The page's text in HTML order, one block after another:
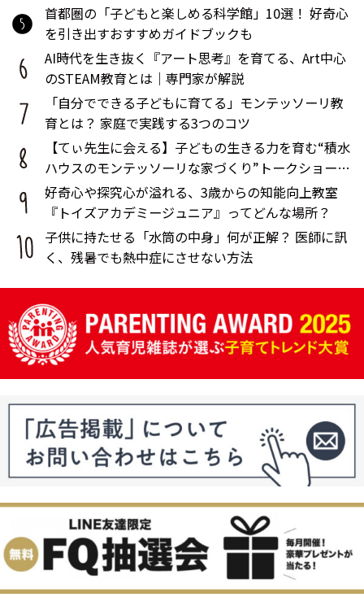
首都圏の「子どもと楽しめる科学館」10選！ 好奇心
を引き出すおすすめガイドブックも
AI時代を生き抜く『アート思考』を育てる、Art中心
のSTEAM教育とは｜専門家が解説
「自分でできる子どもに育てる」モンテッソーリ教
育とは？ 家庭で実践する3つのコツ
【てぃ先生に会える】子どもの生きる力を育む“積水
ハウスのモンテッソーリな家づくり”トークショー開
催
好奇心や探究心が溢れる、3歳からの知能向上教室
『トイズアカデミージュニア』ってどんな場所？
子供に持たせる「水筒の中身」何が正解？ 医師に訊
く、残暑でも熱中症にさせない方法